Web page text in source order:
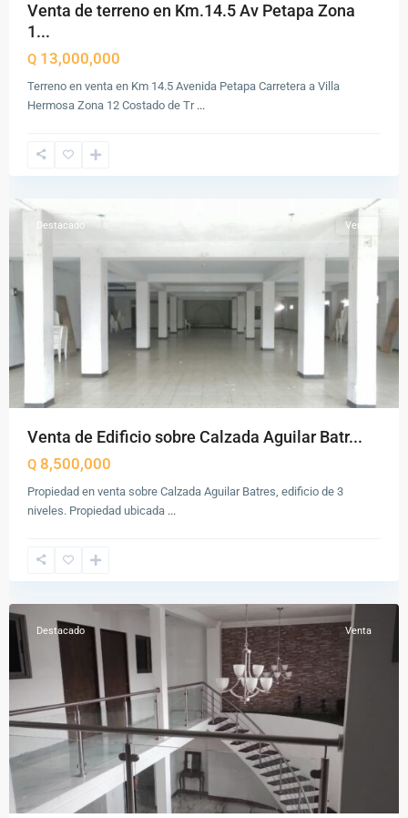
Venta de terreno en Km.14.5 Av Petapa Zona
1...
Q 13,000,000
Terreno en venta en Km 14.5 Avenida Petapa Carretera a Villa
Hermosa Zona 12 Costado de Tr ...
de
Destacado Venta
Venta de Edificio sobre Calzada Aguilar Batr...
Q 8,500,000
Propiedad en venta sobre Calzada Aguilar Batres, edificio de 3
niveles. Propiedad ubicada ...
Santa
Altas
Destacado Venta